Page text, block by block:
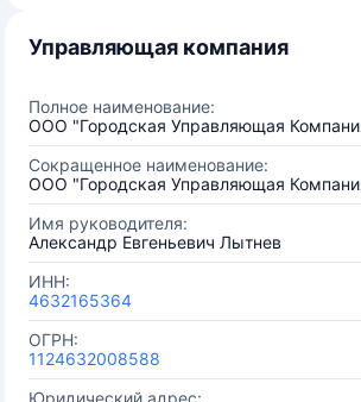
Управляющая компания
Полное наименование:
ООО "Городская Управляющая
Сокращенное наименование:
ООО "Городская Управляющая
Имя руководителя:
Александр Евгеньевич Лытнев
ИНН:
4632165364
ОГРН:
1124632008588
Юридический адрес: